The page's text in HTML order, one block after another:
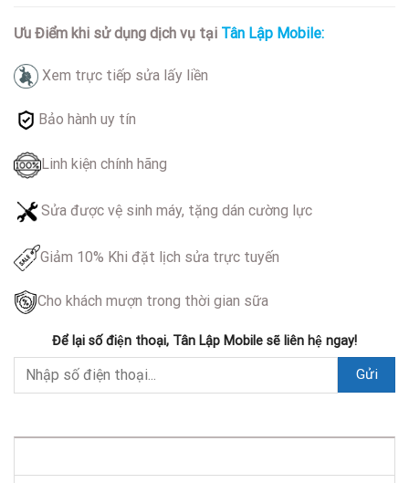
Ưu Điểm khi sử dụng dịch vụ tại Tân Lập Mobile:
Xem trực tiếp sửa lấy liền
Bảo hành uy tín
Linh kiện chính hãng
Sửa được vệ sinh máy, tặng dán cường lực
Giảm 10% Khi đặt lịch sửa trực tuyến
Cho khách mượn trong thời gian sữa
Để lại số điện thoại, Tân Lập Mobile sẽ liên hệ ngay!